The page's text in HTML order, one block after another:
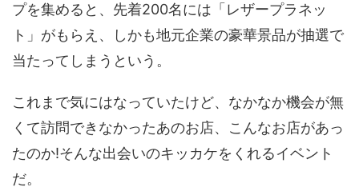
プを集めると、先着200名には「レザープラネッ
ト」がもらえ、しかも地元企業の豪華景品が抽選で
当たってしまうという。
これまで気にはなっていたけど、なかなか機会が無
くて訪問できなかったあのお店、こんなお店があっ
たのか!そんな出会いのキッカケをくれるイベント
だ。